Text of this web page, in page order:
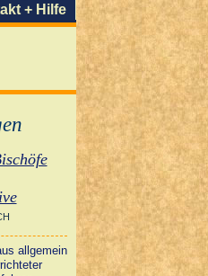
+ Hilfe
allgemein